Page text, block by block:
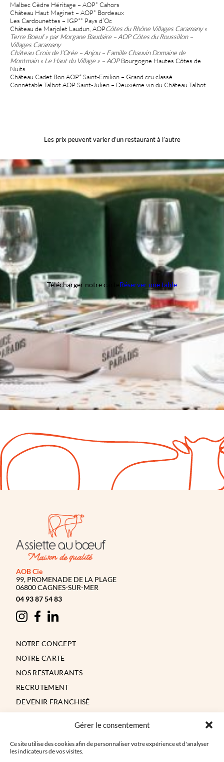
Gérer le consentement
Ce site utilise des cookies afin de personnaliser votre expérience et d'analyser
les indicateurs de vos visites.
Malbec Cèdre Héritage – AOP* Cahors
Château Haut Maginet – AOP* Bordeaux
Les Cardounettes – IGP** Pays d’Oc
Château de Marjolet Laudun, AOPCôtes du Rhône Villages Caramany «
Terre Boeuf » par Morgane Baudaire – AOP Côtes du Roussillon –
Villages Caramany
Château Croix de l’Orée – Anjou – Famille Chauvin Domaine de
Montmain « Le Haut du Village » – AOPBourgogne Hautes Côtes de
Nuits
Château Cadet Bon AOP* Saint-Emilion – Grand cru classé
Connétable Talbot AOP Saint-Julien – Deuxième vin du Château Talbot
Les prix peuvent varier d’un restaurant à l’autre
Télécharger notre carte Réserver une table
AOB Cie
99, PROMENADE DE LA PLAGE
06800 CAGNES-SUR-MER
04 93 87 54 83
Suivez-
nousInstagram
FacebookLinkedin
NOTRE CONCEPT
NOTRE CARTE
NOS RESTAURANTS
RECRUTEMENT
DEVENIR FRANCHISÉ